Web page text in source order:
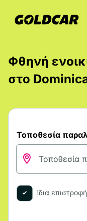
Φθηνή
στο
Τοποθεσία
Ίδια επιστροφή